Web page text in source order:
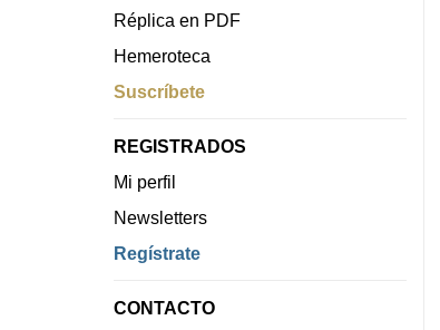
Réplica en PDF
Hemeroteca
Suscríbete
REGISTRADOS
Mi perfil
Newsletters
Regístrate
CONTACTO